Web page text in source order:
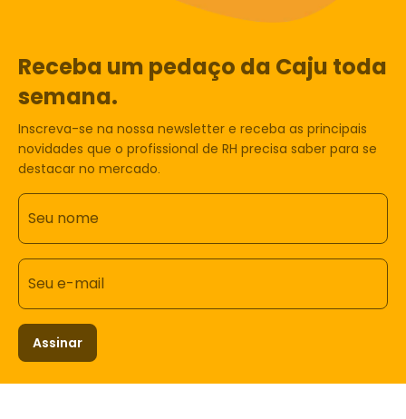
Receba um pedaço da Caju toda
semana.
Inscreva-se na nossa newsletter e receba as principais
novidades que o profissional de RH precisa saber para se
destacar no mercado.
Seu nome
Seu e-mail
Assinar